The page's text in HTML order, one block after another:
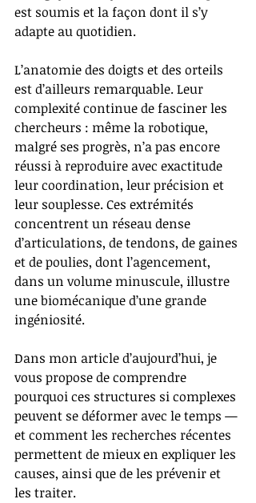
est soumis et la façon dont il s’y
adapte au quotidien.
L’anatomie des doigts et des orteils
est d’ailleurs remarquable. Leur
complexité continue de fasciner les
chercheurs : même la robotique,
malgré ses progrès, n’a pas encore
réussi à reproduire avec exactitude
leur coordination, leur précision et
leur souplesse. Ces extrémités
concentrent un réseau dense
d’articulations, de tendons, de gaines
et de poulies, dont l’agencement,
dans un volume minuscule, illustre
une biomécanique d’une grande
ingéniosité.
Dans mon article d’aujourd’hui, je
vous propose de comprendre
pourquoi ces structures si complexes
peuvent se déformer avec le temps —
et comment les recherches récentes
permettent de mieux en expliquer les
causes, ainsi que de les prévenir et
les traiter.